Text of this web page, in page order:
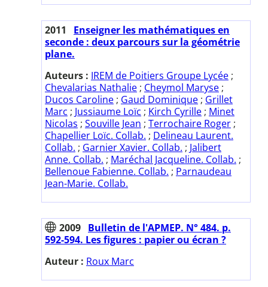
2011
Enseigner les mathématiques en
seconde : deux parcours sur la géométrie
plane.
Auteurs : IREM de Poitiers Groupe Lycée ;
Chevalarias Nathalie ; Cheymol Maryse ;
Ducos Caroline ; Gaud Dominique ; Grillet
Marc ; Jussiaume Loïc ; Kirch Cyrille ; Minet
Nicolas ; Souville Jean ; Terrochaire Roger ;
Chapellier Loïc. Collab. ; Delineau Laurent.
Collab. ; Garnier Xavier. Collab. ; Jalibert
Anne. Collab. ; Maréchal Jacqueline. Collab. ;
Bellenoue Fabienne. Collab. ; Parnaudeau
Jean-Marie. Collab.
2009 Bulletin de l'APMEP. N° 484. p.
592-594. Les figures : papier ou écran ?
Auteur : Roux Marc